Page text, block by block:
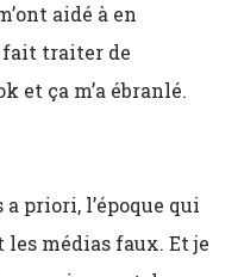
aidé à en
fait traiter de
et ça m’a ébranlé.
a priori, l’époque qui
les médias faux. Et je